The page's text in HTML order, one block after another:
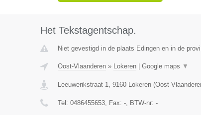
Het Tekstagentschap.
Niet gevestigd in de plaats Edingen en in de
Oost-Vlaanderen» Lokeren| Google maps ▼
Leeuwerikstraat 1, 9160 Lokeren(Oost-
Tel: 0486455653, Fax: -, BTW-nr: -